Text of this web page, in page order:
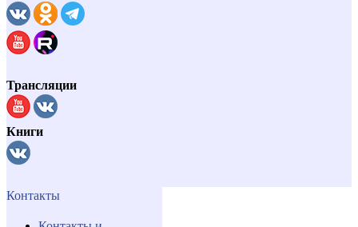
Трансляции
Книги
Контакты